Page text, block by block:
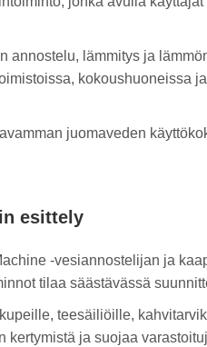
annostelu, lämmitys ja
kokoushuoneissa ja
juomaveden
esittely
-vesiannostelijan ja
tilaa säästävässä
teesäiliöille,
kertymistä ja suojaa